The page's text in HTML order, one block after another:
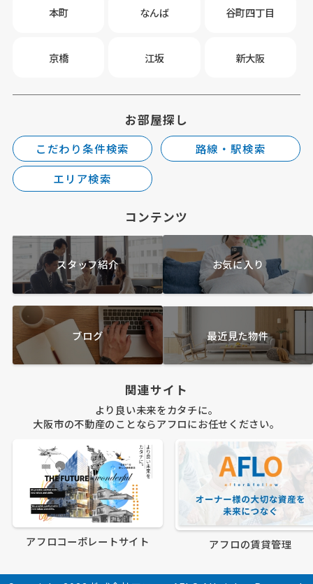
本町 なんば 谷町四丁目
京橋 江坂 新大阪
お部屋探し
こだわり条件検索
路線・駅検索
エリア検索
コンテンツ
スタッフ紹介 お気に入り
ブログ 最近見た物件
関連サイト
より良い未来をカタチに。
大阪市の不動産のことならアフロにお任せください。
アフロコーポレートサイト アフロの賃貸管理